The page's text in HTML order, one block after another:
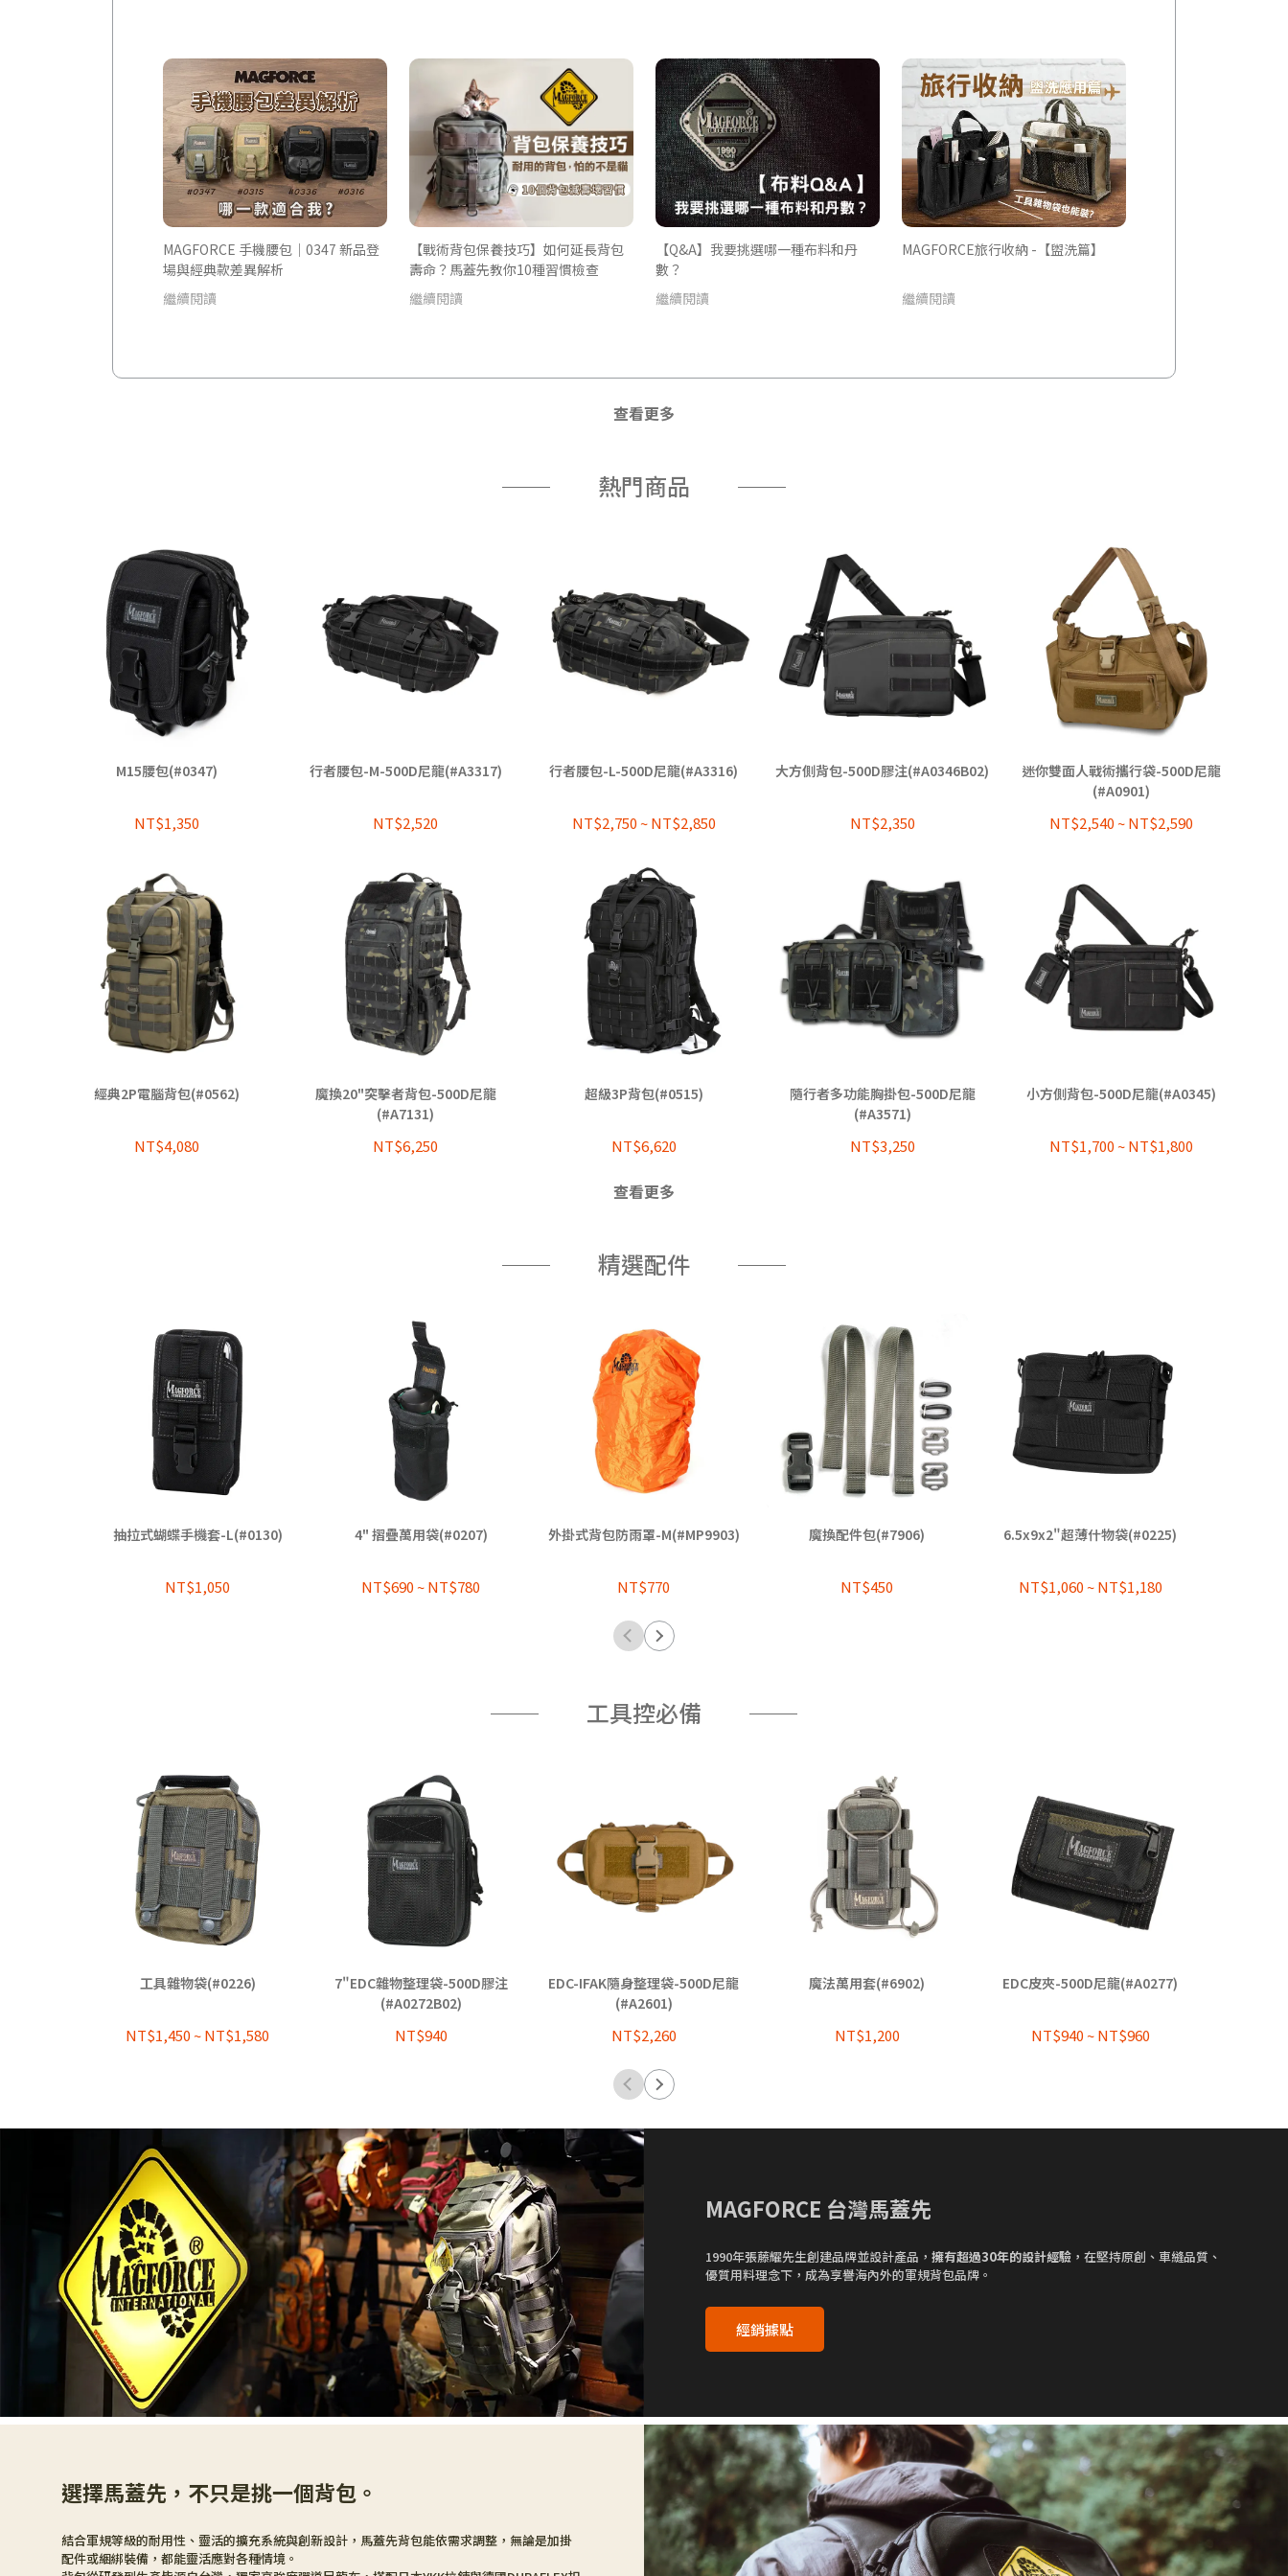
MAGFORCE 手機腰包｜0347 新品登
場與經典款差異解析
繼續閱讀
【戰術背包保養技巧】如何延長背包
壽命？馬蓋先教你10種習慣檢查
繼續閱讀
【Q&A】我要挑選哪一種布料和丹
數？
繼續閱讀
MAGFORCE旅行收納 -【盥洗篇】
繼續閱讀
查看更多
熱門商品
M15腰包(#0347)
NT$1,350
行者腰包-M-500D尼龍(#A3317)
NT$2,520
行者腰包-L-500D尼龍(#A3316)
NT$2,750~NT$2,850
大方側背包-500D膠注(#A0346B02)
NT$2,350
迷你雙面人戰術攜行袋-500D尼龍
(#A0901)
NT$2,540~NT$2,590
經典2P電腦背包(#0562)
NT$4,080
魔換20"突擊者背包-500D尼龍
(#A7131)
NT$6,250
超級3P背包(#0515)
NT$6,620
隨行者多功能胸掛包-500D尼龍
(#A3571)
NT$3,250
小方側背包-500D尼龍(#A0345)
NT$1,700~NT$1,800
查看更多
精選配件
抽拉式蝴蝶手機套-L(#0130)
NT$1,050
4" 摺疊萬用袋(#0207)
NT$690~NT$780
外掛式背包防雨罩-M(#MP9903)
NT$770
魔換配件包(#7906)
NT$450
6.5x9x2"超薄什物袋(#0225)
NT$1,060~NT$1,180
工具控必備
工具雜物袋(#0226)
NT$1,450~NT$1,580
7"EDC雜物整理袋-500D膠注
(#A0272B02)
NT$940
EDC-IFAK隨身整理袋-500D尼龍
(#A2601)
NT$2,260
魔法萬用套(#6902)
NT$1,200
EDC皮夾-500D尼龍(#A0277)
NT$940~NT$960
MAGFORCE 台灣馬蓋先
1990年張藤耀先生創建品牌並設計產品， 擁有超過30年的設計經驗， 在堅持原創、車縫品質、
優質用料理念下，成為享譽海內外的軍規背包品牌。
經銷據點
選擇馬蓋先，不只是挑一個背包。
結合軍規等級的耐用性、靈活的擴充系統與創新設計，馬蓋先背包能依需求調整，無論是加掛
配件或綑綁裝備，都能靈活應對各種情境。